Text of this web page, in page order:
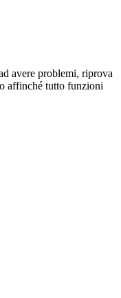
avere problemi, riprova
affinché tutto funzioni